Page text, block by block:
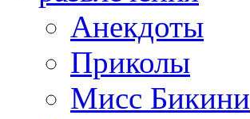
Анекдоты
Приколы
Мисс Бикини